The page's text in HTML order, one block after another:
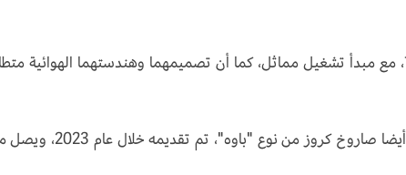
أما شاهد-131 فهي النسخة الأولية من شاهد-136، مع مبدأ تشغيل مماثل، كما أن تصميمهما وهندستهما الهوائية
وإلى جانب المسيّرات المفخخة، استعملت طهران أيضا صاروخ كروز من نوع